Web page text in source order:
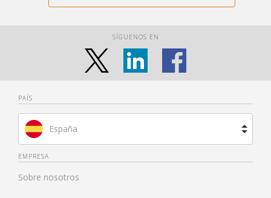
SÍGUENOS EN
PAÍS
España
Francia
EMPRESA
Sobre nosotros